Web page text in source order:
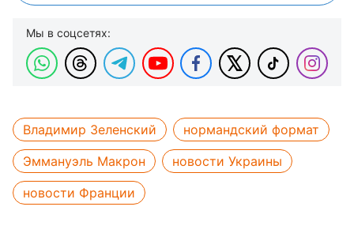
Мы в соцсетях:
Владимир Зеленский
нормандский формат
Эммануэль Макрон
новости Украины
новости Франции